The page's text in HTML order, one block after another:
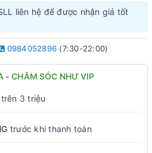
liên hệ để được nhận giá tốt
0984052896 (7:30-22:00)
- CHĂM SÓC NHƯ VIP
3 triệu
trước khi thanh toán